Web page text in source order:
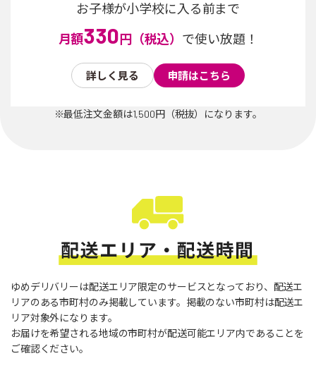
お子様が小学校に入る前まで
月額330円（税込） で使い放題！
詳しく見る 申請はこちら
※最低注文金額は1,500円（税抜）になります。
ゆめデリバリーは配送エリア限定のサービスとなっており、配送エ
リアのある市町村のみ掲載しています。 掲載のない市町村は配送エ
リア対象外になります。
お届けを希望される地域の市町村が配送可能エリア内であることを
ご確認ください。